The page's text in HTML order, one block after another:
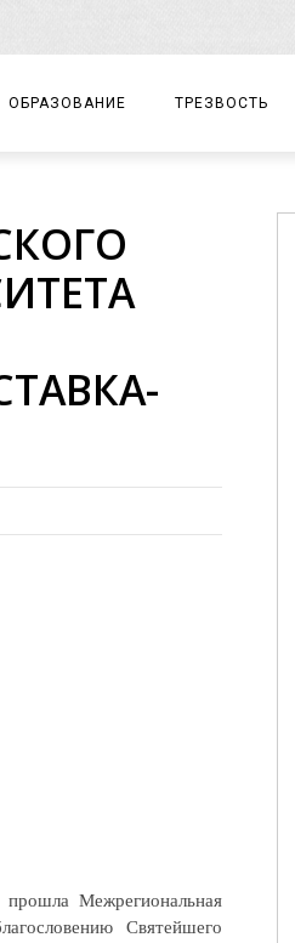
УПРАВЛЕНИЕ
ОТДЕЛЫ
ОБРАЗОВАНИЕ
ЦЕНТР «ВОЗРОЖДЕНИЕ»
ДЕТСКИЙ ТУРИЗМ
ТРЕЗВОСТЬ
прошла Межрегиональная
Святейшего